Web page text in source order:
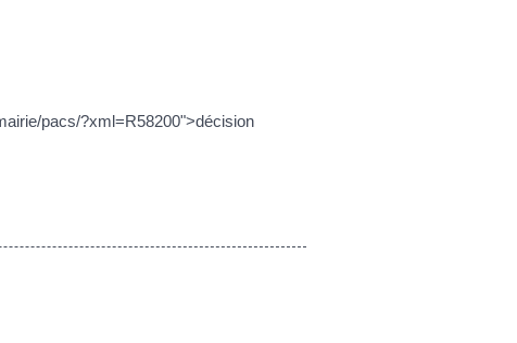
pacs/?xml=R58200">décision